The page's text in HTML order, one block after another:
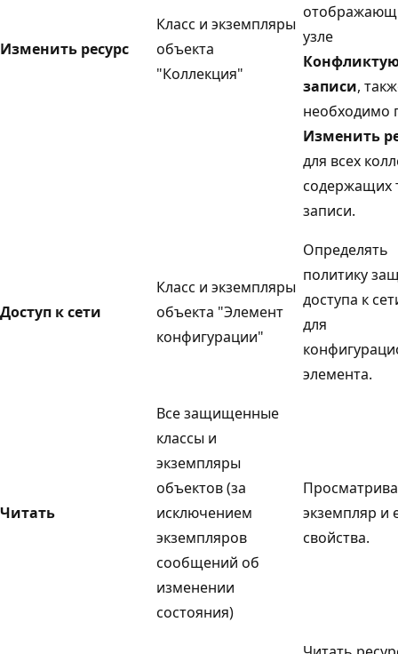
Изменить ресурс
Класс и экземпляры
объекта
"Коллекция"
узле
записи,
необходимо
Изменить
для всех
содержащих
записи.
Доступ к сети
Класс и экземпляры
объекта "Элемент
конфигурации"
Определять
политику
доступа к
для
элемента.
Читать
Все защищенные
классы и
экземпляры
объектов (за
исключением
экземпляров
сообщений об
изменении
состояния)
экземпляр и
свойства.